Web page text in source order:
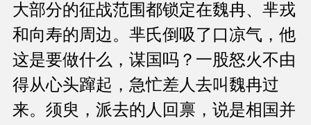
大部分的征战范围都锁定在魏冉、芈戎
和向寿的周边。芈氏倒吸了口凉气，他
这是要做什么，谋国吗？一股怒火不由
得从心头蹿起，急忙差人去叫魏冉过
来。须臾，派去的人回禀，说是相国并